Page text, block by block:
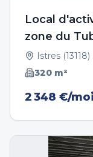
Local
zone du
Istres (13118)
320 m²
2 348 €/